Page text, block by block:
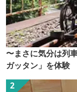
〜まさに気分は列
ガッタン」を体験